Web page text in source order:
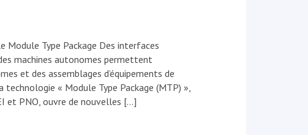
Type Package Des interfaces
machines autonomes permettent
et des assemblages d’équipements de
technologie « Module Type Package (MTP) »,
et PNO, ouvre de nouvelles […]